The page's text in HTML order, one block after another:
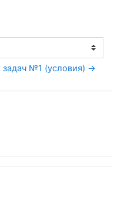
задач №1 (условия) →